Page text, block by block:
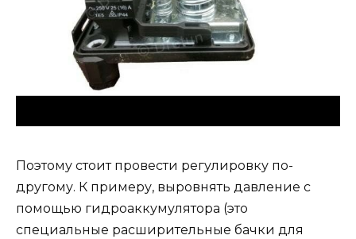
Поэтому стоит провести регулировку по-
другому. К примеру, выровнять давление с
помощью гидроаккумулятора (это
специальные расширительные бачки для